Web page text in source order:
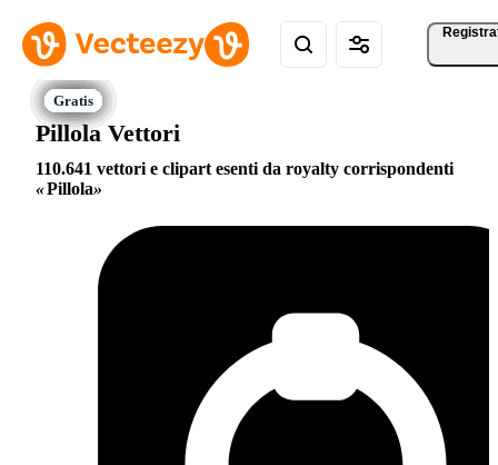
Pillola Vettori
110.641 vettori e clipart esenti da royalty corrispondenti
Pillola